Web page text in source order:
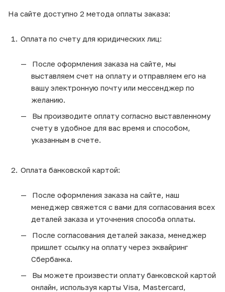
На сайте доступно 2 метода оплаты заказа:
Оплата по счету для юридических лиц:
После оформления заказа на сайте, мы
выставляем счет на оплату и отправляем его на
вашу электронную почту или мессенджер по
желанию.
Вы производите оплату согласно выставленному
счету в удобное для вас время и способом,
указанным в счете.
Оплата банковской картой:
После оформления заказа на сайте, наш
менеджер свяжется с вами для согласования всех
деталей заказа и уточнения способа оплаты.
После согласования деталей заказа, менеджер
пришлет ссылку на оплату через эквайринг
Сбербанка.
Вы можете произвести оплату банковской картой
онлайн, используя карты Visa, Mastercard,